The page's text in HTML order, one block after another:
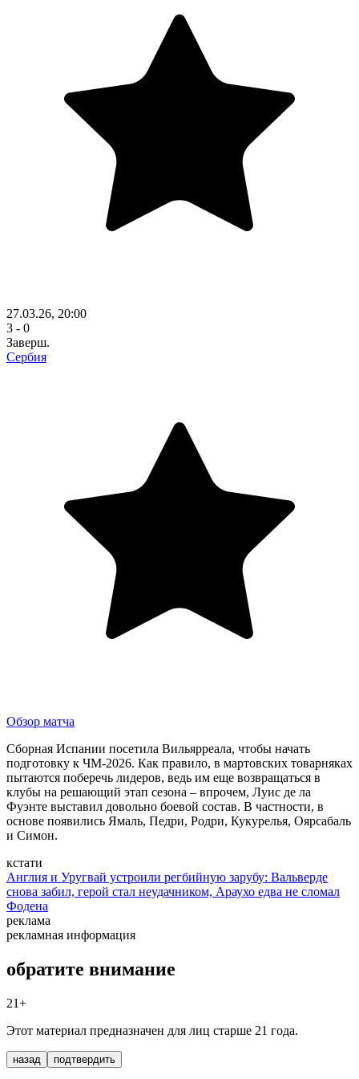
27.03.26, 20:00
3 - 0
Заверш.
Сербия
Обзор матча
Сборная Испании посетила Вильярреала, чтобы начать
подготовку к ЧМ-2026. Как правило, в мартовских товарняках
пытаются поберечь лидеров, ведь им еще возвращаться в
клубы на решающий этап сезона – впрочем, Луис де ла
Фуэнте выставил довольно боевой состав. В частности, в
основе появились Ямаль, Педри, Родри, Кукурелья, Оярсабаль
и Симон.
кстати
Англия и Уругвай устроили регбийную зарубу: Вальверде
снова забил, герой стал неудачником, Араухо едва не сломал
Фодена
реклама
рекламная информация
обратите внимание
21+
Этот материал предназначен для лиц старше 21 года.
назад подтвердить